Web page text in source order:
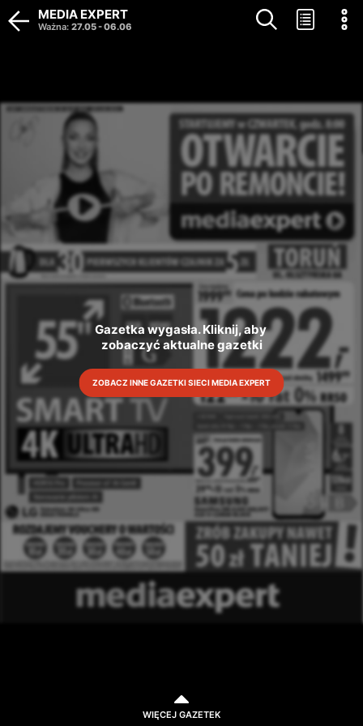
Gazetka wygasła. Kliknij, aby
zobaczyć aktualne gazetki
ZOBACZ INNE GAZETKI SIECI MEDIA EXPERT
MEDIA EXPERT
Ważna: 27.05-06.06
WIĘCEJ GAZETEK